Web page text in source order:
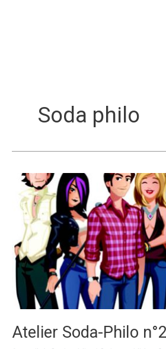
Soda philo
Atelier Soda-Philo